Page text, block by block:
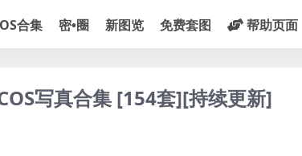
合集 密•圈 新图览 免费套图 帮助页面
写真合集 [154套][持续更新]